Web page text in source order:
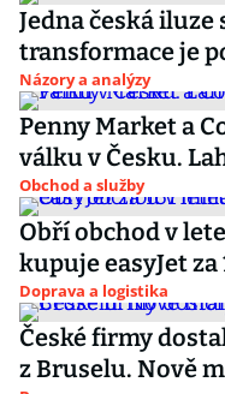
Jedna česká iluze
transformace je
Názory a analýzy
Penny Market a
válku v Česku.
Obchod a služby
Obří obchod v
kupuje easyJet
Doprava a logistika
České firmy
z Bruselu. Nově